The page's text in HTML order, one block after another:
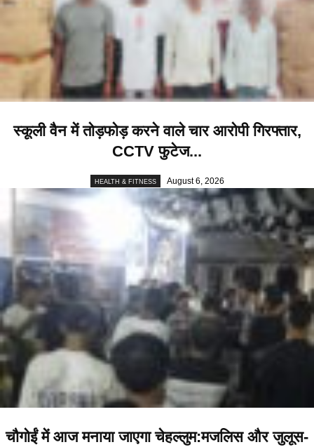
स्कूली वैन में तोड़फोड़ करने वाले चार आरोपी गिरफ्तार,
CCTV फुटेज...
HEALTH & FITNESS August 6, 2026
चौगोईं में आज मनाया जाएगा चेहल्लुम:मजलिस और जुलूस-